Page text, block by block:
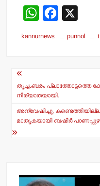
W
at
p
p
F
c
o
o
k
kannurnews punnol
Post
navigation
തൃച്ചംബരം പ്ലാത്തോട്ടത്തെ
നിര്യാതയായി.
അന്വേഷിച്ചു,
മാതൃകയായി ബഷീര്‍